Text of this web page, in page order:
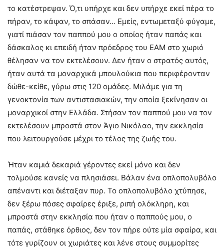
το κατέστρεψαν. Ό,τι υπήρχε και δεν υπήρχε εκεί πέρα το
πήραν, το κάψαν, το σπάσαν… Εμείς, εντωμεταξύ φύγαμε,
γιατί πιάσαν τον παππού μου ο οποίος ήταν παπάς και
δάσκαλος κι επειδή ήταν πρόεδρος του ΕΑΜ στο χωριό
θέλησαν να τον εκτελέσουν. Δεν ήταν ο στρατός αυτός,
ήταν αυτά τα μοναρχικά μπουλούκια που περιφέρονταν
δώθε-κείθε, γύρω στις 120 ομάδες. Μιλάμε για τη
γενοκτονία των αντιστασιακών, την οποία ξεκίνησαν οι
μοναρχικοί στην Ελλάδα. Στήσαν τον παππού μου να τον
εκτελέσουν μπροστά στον Άγιο Νικόλαο, την εκκλησία
που λειτουργούσε μέχρι το τέλος της ζωής του.
Ήταν καμιά δεκαριά γέροντες εκεί μόνο και δεν
τολμούσε κανείς να πλησιάσει. Βάλαν ένα οπλοπολυβόλο
απέναντι και διέταξαν πυρ. Το οπλοπολυβόλο χτύπησε,
δεν ξέρω πόσες σφαίρες έριξε, ριπή ολόκληρη, και
μπροστά στην εκκλησία που ήταν ο παππούς μου, ο
παπάς, στάθηκε όρθιος, δεν τον πήρε ούτε μία σφαίρα, και
τότε γυρίζουν οι χωριάτες και λένε στους συμμορίτες